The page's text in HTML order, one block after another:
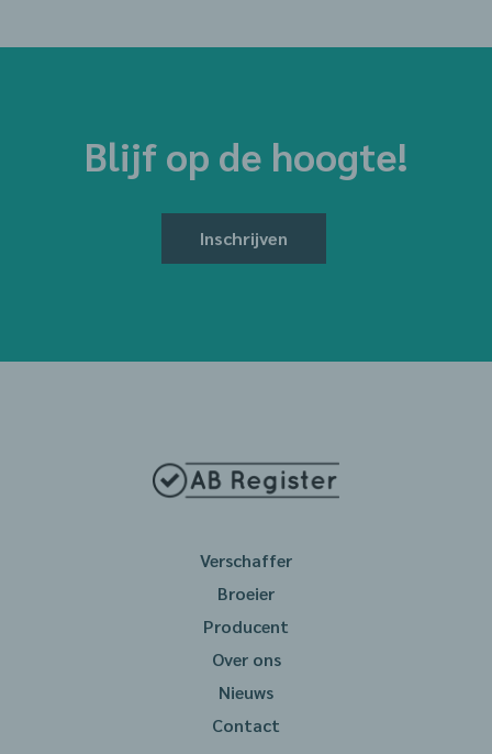
Blijf op de hoogte!
Inschrijven
Verschaffer
Broeier
Producent
Over ons
Nieuws
Contact